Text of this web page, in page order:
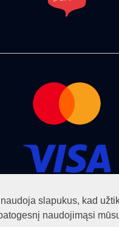
slapukus, kad
naudojimąsi